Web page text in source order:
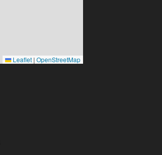
Leaflet | OpenStreetMap